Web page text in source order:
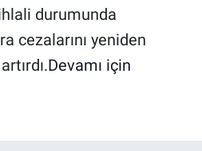
durumunda
cezalarını yeniden
Devamı için